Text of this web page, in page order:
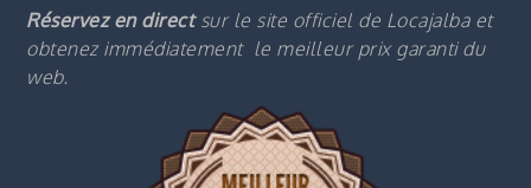
Réservez en directsur le site officiel de Locajalba et
obtenez immédiatement le meilleur prix garanti du
web.